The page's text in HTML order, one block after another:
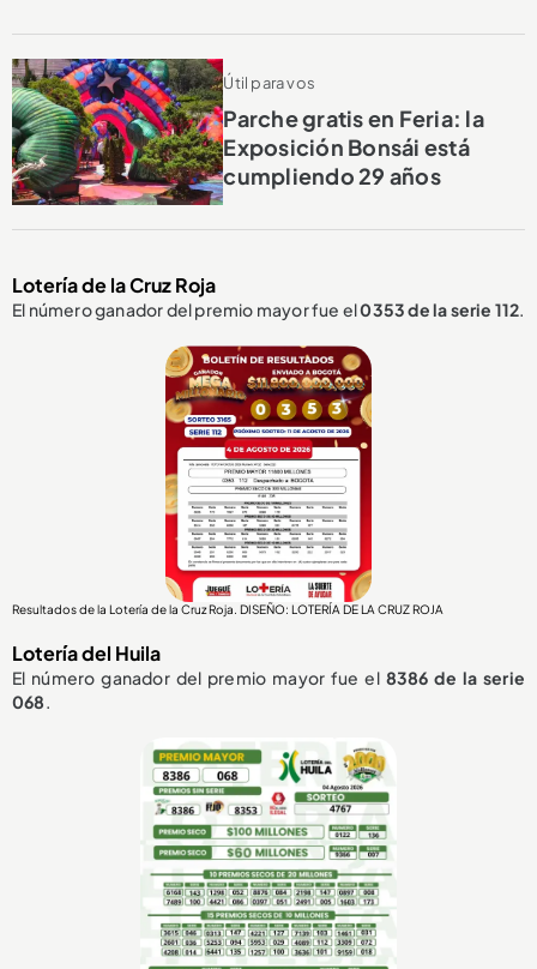
Útil para vos
Parche gratis en Feria: la
Exposición Bonsái está
cumpliendo 29 años
Lotería de la Cruz Roja
El número ganador del premio mayor fue el0353de la serie 112.
Resultados de la Lotería de la Cruz Roja. DISEÑO: LOTERÍA DE LA CRUZ ROJA
Lotería del Huila
El número ganador del premio mayor fue el 8386 de la serie
068.